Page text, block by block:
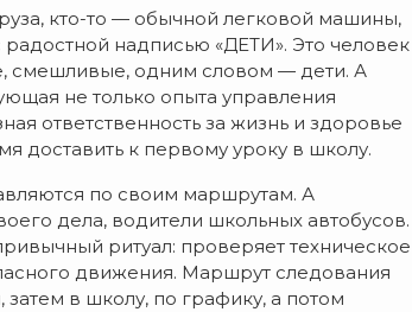
кто-то — обычной легковой машины,
надписью «ДЕТИ». Это человек
смешливые, одним словом — дети. А
не только опыта управления
ответственность за жизнь и здоровье
доставить к первому уроку в школу.
по своим маршрутам. А
дела, водители школьных автобусов.
ритуал: проверяет техническое
движения. Маршрут следования
в школу, по графику, а потом